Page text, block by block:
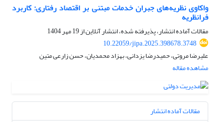
واکاوی نظریه‌های جبران خدمات مبتنی بر اقتصاد رفتاری: کاربرد
فرانظریه
مقالات آماده انتشار، پذیرفته شده، انتشار آنلاین از19 مهر 1404
10.22059/jipa.2025.398678.3748
علیرضا مروتی، حمیدرضا یزدانی، بهزاد محمدیان، حسن زارعی متین
مشاهده مقاله
مقالات آماده انتشار